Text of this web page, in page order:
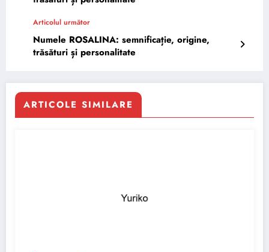
Articolul următor
Numele ROSALINA: semnificație, origine,
trăsături și personalitate
ARTICOLE SIMILARE